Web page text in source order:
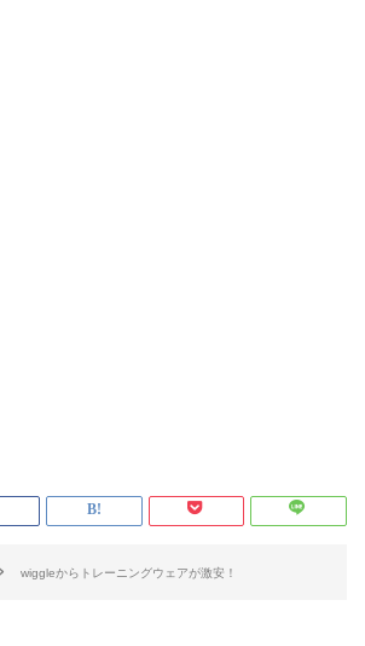
wiggleからトレーニングウェアが激安！